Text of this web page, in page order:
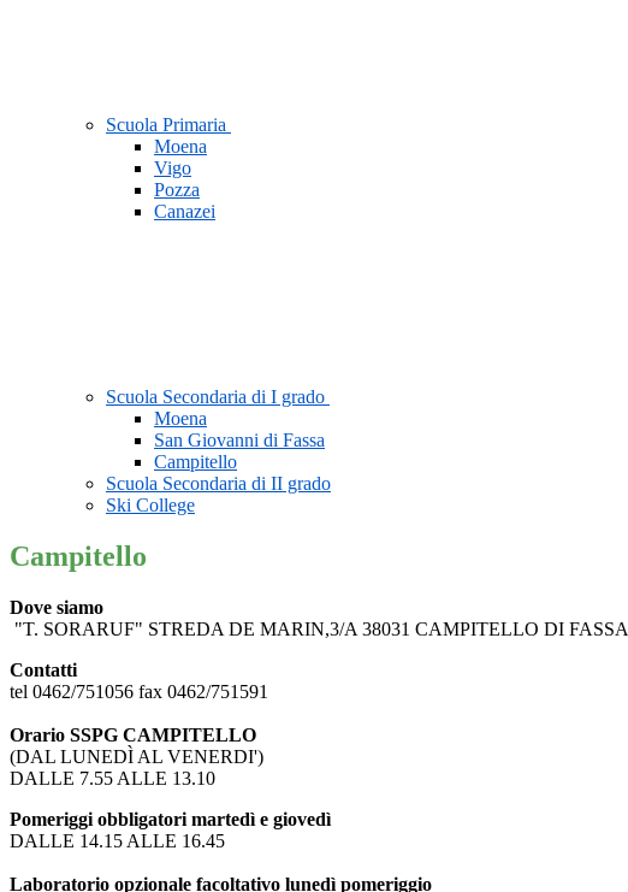
Scuola Primaria
Moena
Vigo
Pozza
Canazei
Scuola Secondaria di I grado
Moena
San Giovanni di Fassa
Campitello
Scuola Secondaria di II grado
Ski College
Campitello
Dove siamo
"T. SORARUF" STREDA DE MARIN,3/A 38031 CAMPITELLO DI FASSA
Contatti
tel 0462/751056 fax 0462/751591
Orario SSPG CAMPITELLO
(DAL LUNEDÌ AL VENERDI')
DALLE 7.55 ALLE 13.10
Pomeriggi obbligatori martedì e giovedì
DALLE 14.15 ALLE 16.45
Laboratorio opzionale facoltativo lunedì pomeriggio